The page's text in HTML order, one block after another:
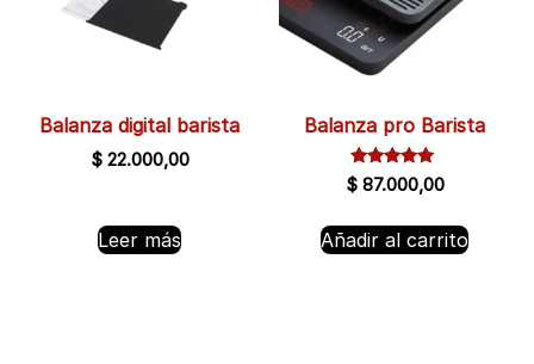
Balanza digital barista
$22.000,00
Leer más
Balanza pro Barista
Valorado
con
de 5
$87.000,00
Añadir al carrito